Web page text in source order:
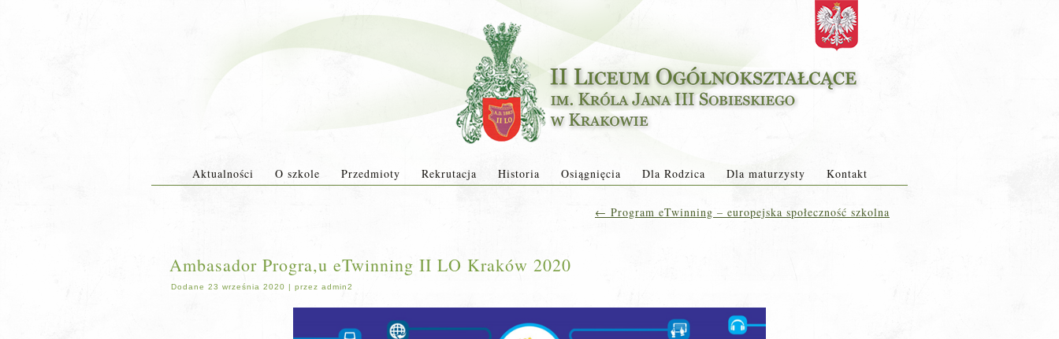
Aktualności O szkole Przedmioty Rekrutacja Historia Osiągnięcia Dla Rodzica Dla maturzysty Kontakt
← Program eTwinning – europejska społeczność szkolna
Ambasador Progra,u eTwinning II LO Kraków 2020
Dodane 23 września 2020 | przez admin2